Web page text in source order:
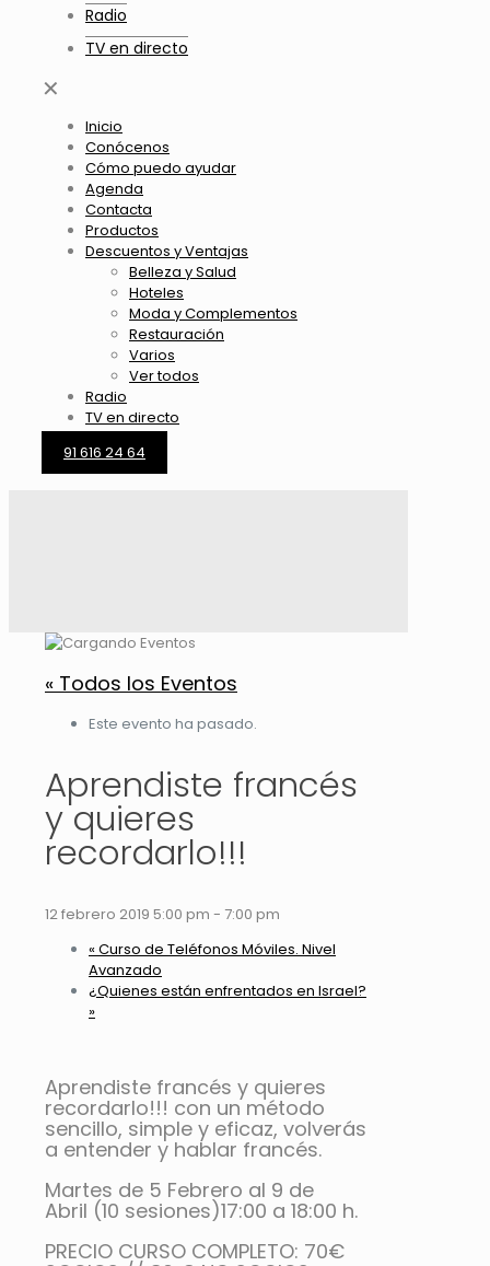
Radio
TV en directo
✕
Inicio
Conócenos
Cómo puedo ayudar
Agenda
Contacta
Productos
Descuentos y Ventajas
Belleza y Salud
Hoteles
Moda y Complementos
Restauración
Varios
Ver todos
Radio
TV en directo
91 616 24 64
« Todos los Eventos
Este evento ha pasado.
Aprendiste francés
y quieres
recordarlo!!!
12 febrero 2019 5:00 pm - 7:00 pm
« Curso de Teléfonos Móviles. Nivel
Avanzado
¿Quienes están enfrentados en Israel?
»
Aprendiste francés y quieres
recordarlo!!! con un método
sencillo, simple y eficaz, volverás
a entender y hablar francés.
Martes de 5 Febrero al 9 de
Abril (10 sesiones)17:00 a 18:00 h.
PRECIO CURSO COMPLETO: 70€